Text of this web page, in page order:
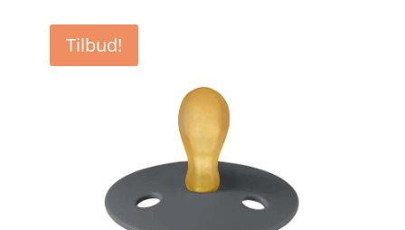
var:
kr. 39,95.
Tilbud!